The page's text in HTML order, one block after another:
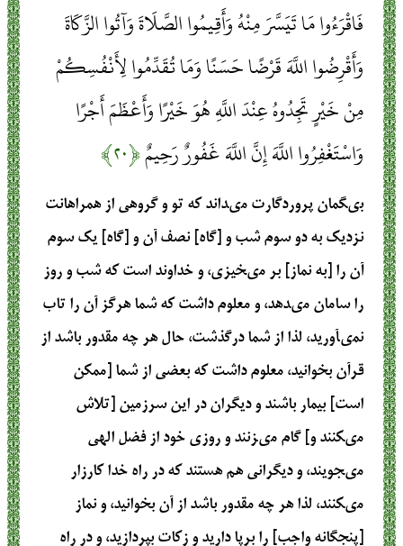
فَاقْرَءُوا مَا تَيَسَّرَ مِنْهُ وَأَقِيمُوا الصَّلَاةَ وَآتُوا الزَّكَاةَ
وَأَقْرِضُوا اللَّهَ قَرْضًا حَسَنًا وَمَا تُقَدِّمُوا لِأَنْفُسِكُمْ
مِنْ خَيْرٍ تَجِدُوهُ عِنْدَ اللَّهِ هُوَ خَيْرًا وَأَعْظَمَ أَجْرًا
وَاسْتَغْفِرُوا اللَّهَ إِنَّ اللَّهَ غَفُورٌ رَحِيمٌ﴿۲۰﴾
بى‏گمان پروردگارت مى‏داند كه تو و گروهى از همراهانت
نزديك به دو سوم شب و [گاه‏] نصف آن و [گاه‏] يك سوم
آن را [به نماز] بر مى‏خيزى، و خداوند است كه شب و روز
را سامان مى‏دهد، و معلوم داشت كه شما هرگز آن را تاب
نمى‏آوريد، لذا از شما درگذشت، حال هر چه مقدور باشد از
قرآن بخوانيد، معلوم داشت كه بعضى از شما [ممكن
است‏] بيمار باشند و ديگران در اين سرزمين [تلاش
مى‏كنند و] گام مى‏زنند و روزى خود از فضل الهى
مى‏جويند، و ديگرانى هم هستند كه در راه خدا كارزار
مى‏كنند، لذا هر چه مقدور باشد از آن بخوانيد، و نماز
[پنج‏گانه واجب‏] را برپا داريد و زكات بپردازيد، و در راه